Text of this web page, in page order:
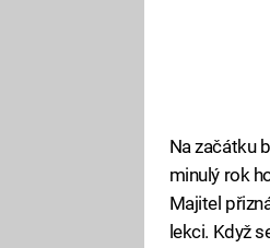
Na začátku
minulý rok
Majitel
lekci. Když